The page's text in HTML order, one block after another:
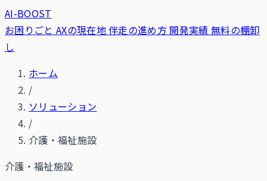
AI-BOOST
お困りごと AXの現在地伴走の進め方 開発実績無料の棚卸
し
ホーム
/
ソリューション
/
介護・福祉施設
介護・福祉施設